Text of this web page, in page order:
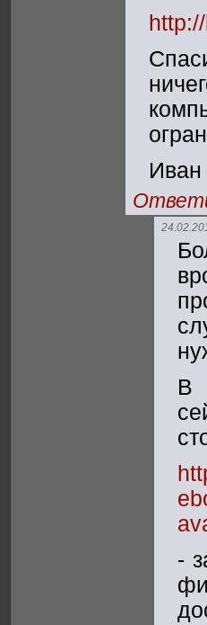
В
-